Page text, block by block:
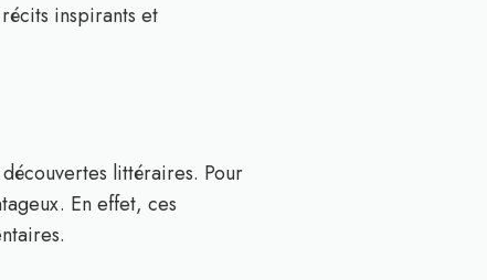
inspirants et
littéraires. Pour
En effet, ces